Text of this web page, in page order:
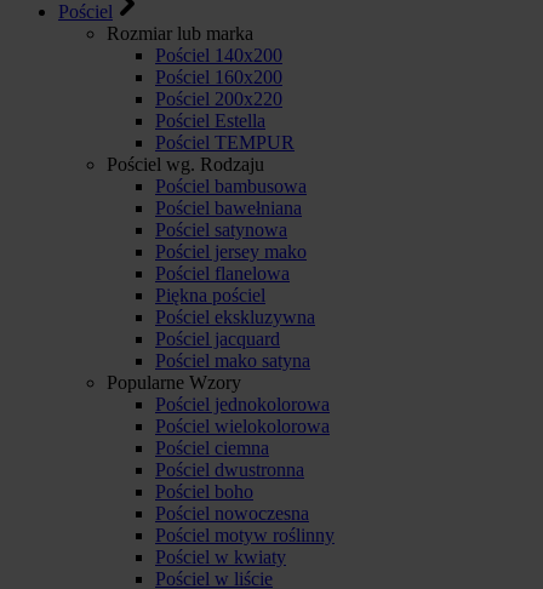
Pościel
Rozmiar lub marka
Pościel 140x200
Pościel 160x200
Pościel 200x220
Pościel Estella
Pościel TEMPUR
Pościel wg. Rodzaju
Pościel bambusowa
Pościel bawełniana
Pościel satynowa
Pościel jersey mako
Pościel flanelowa
Piękna pościel
Pościel ekskluzywna
Pościel jacquard
Pościel mako satyna
Popularne Wzory
Pościel jednokolorowa
Pościel wielokolorowa
Pościel ciemna
Pościel dwustronna
Pościel boho
Pościel nowoczesna
Pościel motyw roślinny
Pościel w kwiaty
Pościel w liście